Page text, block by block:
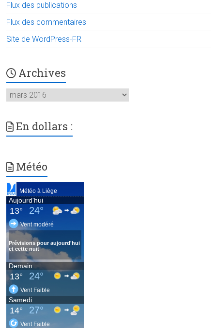
Flux des publications
Flux des commentaires
Site de WordPress-FR
Archives
Archives
En dollars :
Météo